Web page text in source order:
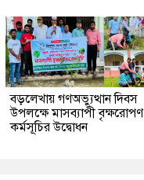
বড়লেখায় গণঅভ্যুত্থান দিবস
উপলক্ষে মাসব্যাপী বৃক্ষরোপণ
কর্মসূচির উদ্বোধন